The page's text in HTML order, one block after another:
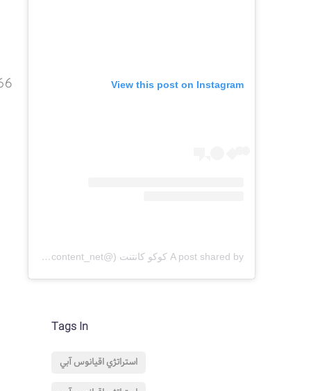
View this post on Instagram
A post shared by کوکو کانتنت (@cococontent_net)
Tags In
استراتژي اقيانوس آبي